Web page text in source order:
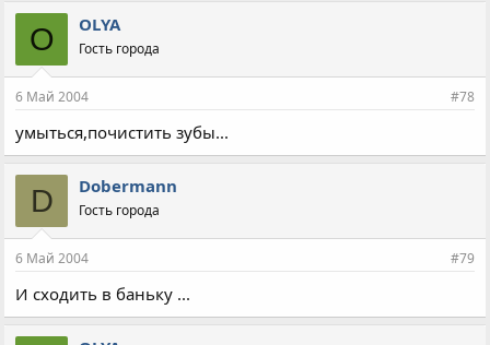
O OLYA
Гость города
6 Май 2004 #78
умыться,почистить зубы...
D Dobermann
Гость города
6 Май 2004 #79
И сходить в баньку ...